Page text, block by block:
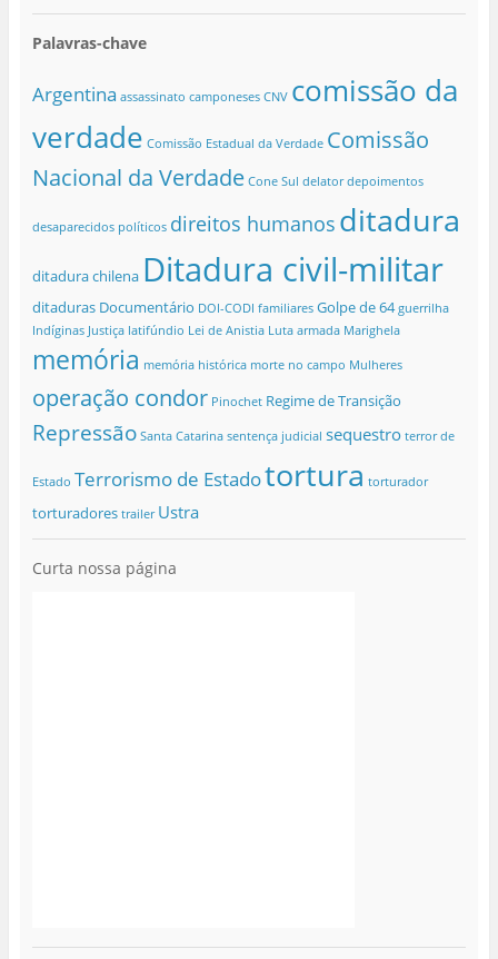
Palavras-chave
Argentina assassinato camponeses CNV comissão da
verdade Comissão Estadual da Verdade Comissão
Nacional da Verdade Cone Sul delator depoimentos
desaparecidos políticos direitos humanos ditadura
ditadura chilena Ditadura civil-militar
ditaduras Documentário DOI-CODI familiares Golpe de 64 guerrilha
Indíginas Justiça latifúndio Lei de Anistia Luta armada Marighela
memória memória histórica morte no campo Mulheres
operação condor Pinochet Regime de Transição
Repressão Santa Catarina sentença judicial sequestro terror de
Estado Terrorismo de Estadotortura torturador
torturadores trailer Ustra
Curta nossa página